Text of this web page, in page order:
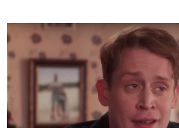
ल
के
L